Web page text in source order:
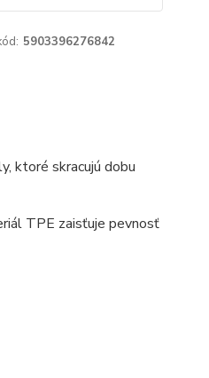
5903396276842
ktoré skracujú dobu
TPE zaisťuje pevnosť